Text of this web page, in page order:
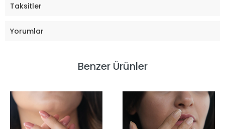
Taksitler
Yorumlar
Benzer Ürünler